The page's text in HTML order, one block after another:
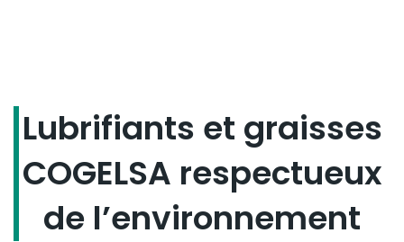
Lubrifiants et graisses
COGELSA respectueux
de l’environnement